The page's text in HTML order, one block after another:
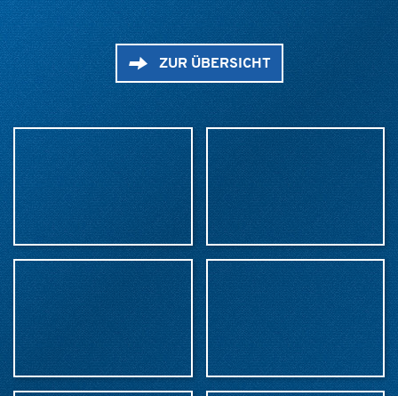
ZUR ÜBERSICHT